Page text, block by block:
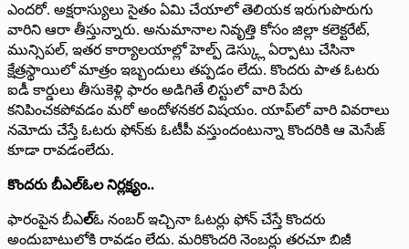
ఎందరో. అక్షరాస్యులు సైతం ఏమి చేయాలో తెలియక ఇరుగుపొరుగు
వారిని ఆరా తీస్తున్నారు. అనుమానాల నివృత్తి కోసం జిల్లా కలెక్టరేట్,
మున్సిపల్, ఇతర కార్యాలయాల్లో హెల్ప్ డెస్క్లు ఏర్పాటు చేసినా
క్షేత్రస్థాయిలో మాత్రం ఇబ్బందులు తప్పడం లేదు. కొందరు పాత ఓటరు
ఐడీ కార్డులు తీసుకెళ్లి ఫారం అడిగితే లిస్టులో వారి పేరు
కనిపించకపోవడం మరో అందోళనకర విషయం. యాప్‌లో వారి వివరాలు
నమోదు చేస్తే ఓటరు ఫోన్‌కు ఓటీపీ వస్తుందంటున్నా కొందరికి ఆ మెసేజ్
కూడా రావడంలేదు.
కొందరు బీఎల్‌ఓల నిర్లక్ష్యం..
ఫారంపైన బీఎల్‌ఓ నంబర్ ఇచ్చినా ఓటర్లు ఫోన్ చేస్తే కొందరు
అందుబాటులోకి రావడం లేదు. మరికొందరి నెంబర్లు తరచూ బిజీ